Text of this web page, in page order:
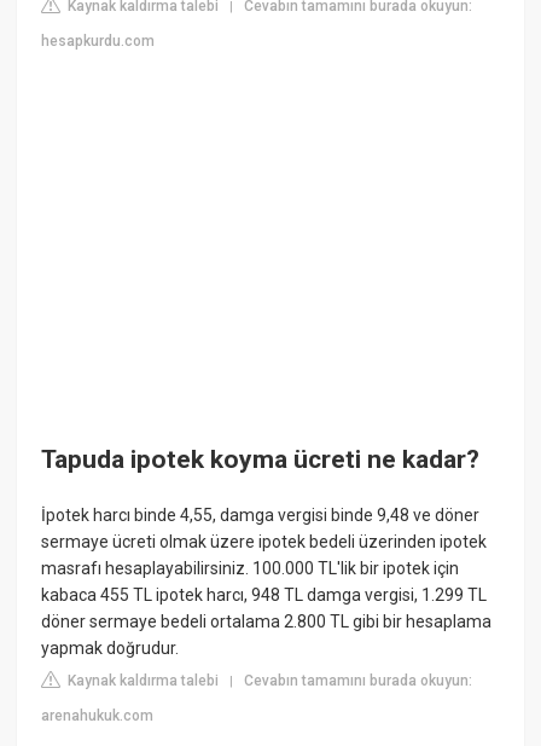
Kaynak kaldırma talebi |Cevabın tamamını burada okuyun:
hesapkurdu.com
Tapuda ipotek koyma ücreti ne kadar?
İpotek harcı binde 4,55, damga vergisi binde 9,48 ve döner
sermaye ücreti olmak üzere ipotek bedeli üzerinden ipotek
masrafı hesaplayabilirsiniz. 100.000 TL'lik bir ipotek için
kabaca 455 TL ipotek harcı, 948 TL damga vergisi, 1.299 TL
döner sermaye bedeli ortalama 2.800 TL gibi bir hesaplama
yapmak doğrudur.
Kaynak kaldırma talebi |Cevabın tamamını burada okuyun:
arenahukuk.com